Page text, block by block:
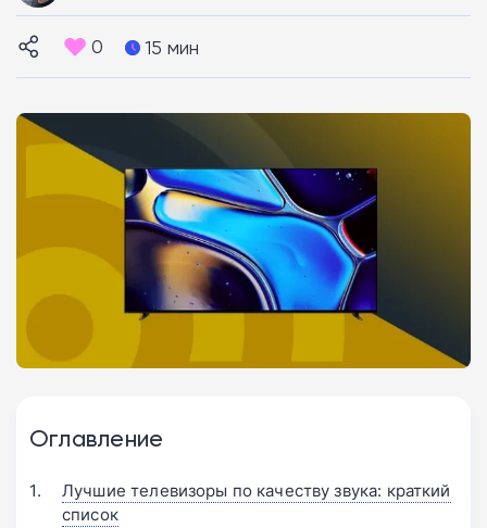
0 15 мин
Оглавление
Лучшие телевизоры по качеству звука: краткий
список